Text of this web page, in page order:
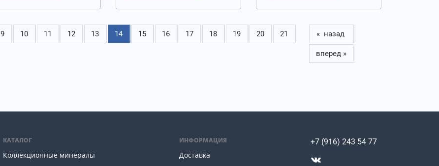
9 10 11 12 13 14 15 16 17 18 19 20 21 « назад
вперед »
КАТАЛОГ
Коллекционные минералы
ИНФОРМАЦИЯ
Доставка
+7 (916) 243 54 77